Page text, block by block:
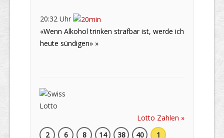
20:32 Uhr
«Wenn Alkohol trinken strafbar ist, werde ich
heute sündigen» »
Lotto Zahlen »
2
6 8 14 38 40 1